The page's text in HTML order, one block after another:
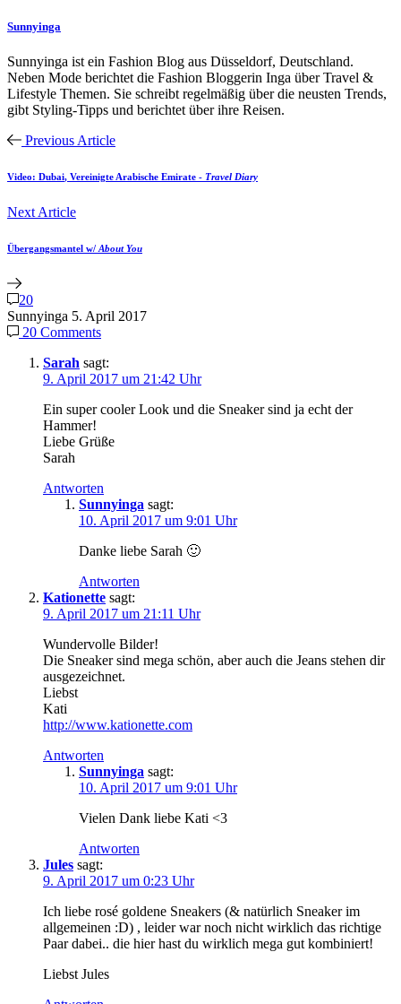
Sunnyinga
Sunnyinga ist ein Fashion Blog aus Düsseldorf, Deutschland.
Neben Mode berichtet die Fashion Bloggerin Inga über Travel &
Lifestyle Themen. Sie schreibt regelmäßig über die neusten Trends,
gibt Styling-Tipps und berichtet über ihre Reisen.
Previous Article
Video: Dubai, Vereinigte Arabische Emirate - Travel Diary
Next Article
Übergangsmantel w/ About You
20
Sunnyinga 5. April 2017
20 Comments
Sarah sagt:
9. April 2017 um 21:42 Uhr
Ein super cooler Look und die Sneaker sind ja echt der
Hammer!
Liebe Grüße
Sarah
Antworten
Sunnyinga sagt:
10. April 2017 um 9:01 Uhr
Danke liebe Sarah 🙂
Antworten
Kationette sagt:
9. April 2017 um 21:11 Uhr
Wundervolle Bilder!
Die Sneaker sind mega schön, aber auch die Jeans stehen dir
ausgezeichnet.
Liebst
Kati
http://www.kationette.com
Antworten
Sunnyinga sagt:
10. April 2017 um 9:01 Uhr
Vielen Dank liebe Kati <3
Antworten
Jules sagt:
9. April 2017 um 0:23 Uhr
Ich liebe rosé goldene Sneakers (& natürlich Sneaker im
allgemeinen :D) , leider war noch nicht wirklich das richtige
Paar dabei.. die hier hast du wirklich mega gut kombiniert!
Liebst Jules